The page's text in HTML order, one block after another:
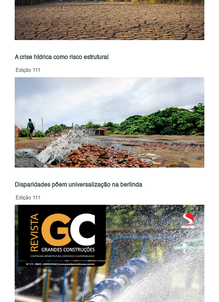
A crise hídrica como risco estrutural
Edição 111
Disparidades põem universalização na berlinda
Edição 111